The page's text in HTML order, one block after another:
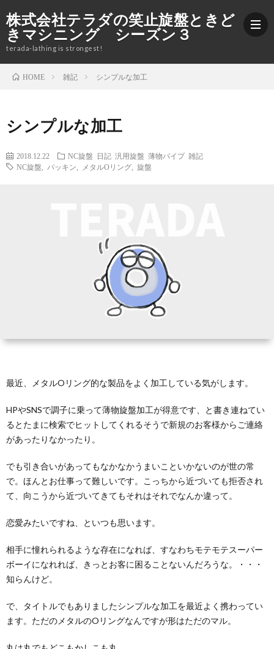
株式会社テラダの笑止旋盤ときど
きマシニング シーズン３
terada-lathing is strongest!
つ
HOME 雑記 シンプルな加工
シンプルな加工
2018.12.22 NC旋盤 日記 汎用旋盤 薄物パイプ 雑記
NC旋盤
パッキン メタルOリング 旋盤
最近、メタルOリング的な製品をよく加工している気がします。
HPやSNSで調子に乗って薄物旋盤加工が得意です、と書き連ねてい
るとたまに検索でヒットしてくれるそうで新規のお客様からご連絡
があったりなかったり。
でも引き合いがあってもなかなかうまいこといかないのが世の常
で。ほんとお仕事って難しいです。こっちから近づいても拒否され
て、向こうから近づいてきてもそれはそれでなんか違って。
恋愛みたいですね、といつも思います。
相手に憧れられるような存在になれば、すなわちモテモテスーパー
ボーイになれれば、きっとお客に困ることないんだろうな。・・・
知らんけど。
で、タイトルでもありましたシンプルな加工を最近よく携わってい
ます。ただのメタルのOリングなんですが形はただのマル。